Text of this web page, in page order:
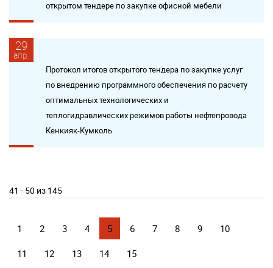
открытом тендере по закупке офисной мебели
29
апр.
Протокол итогов открытого тендера по закупке услуг
по внедрению программного обеспечения по расчету
оптимальных технологических и
теплогидравлических режимов работы нефтепровода
Кенкияк-Кумколь
41 - 50 из 145
1 2 3 4 5 6 7 8 9 10
11 12 13 14 15